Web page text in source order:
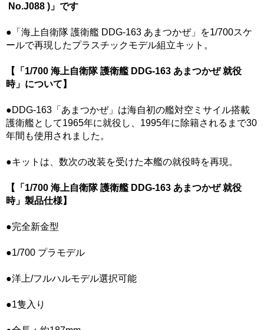
No.J088 )」です
●「海上自衛隊 護衛艦 DDG-163 あまつかぜ」を1/700スケ
ールで再現したプラスチックモデル組立キット。
【「1/700 海上自衛隊 護衛艦 DDG-163 あまつかぜ 就役
時」について】
●DDG-163「あまつかぜ」は海自初の艦対空ミサイル搭載
護衛艦として1965年に就役し、1995年に除籍されるまで30
年間も使用されました。
●キットは、数次の改装を受けた本艦の就役時を再現。
【「1/700 海上自衛隊 護衛艦 DDG-163 あまつかぜ 就役
時」製品仕様】
●完全新金型
●1/700 プラモデル
●洋上/フルハルモデル選択可能
●1隻入り